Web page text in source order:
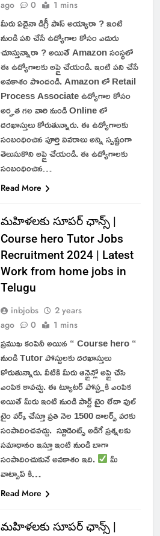
ago 0 1 mins
మీరు ఏదైనా డిగ్రీ పాస్ అయ్యారా ? ఇంటి
నుండి పని చేసే ఉద్యోగాల కోసం ఎదురు
చూస్తున్నారా ? అయితే Amazon సంస్థలో
ఈ ఉద్యోగాలకు అప్లై చేయండి. ఇంటి పని చేసే
అవకాశం పొందండి. Amazon లో Retail
Process Associate ఉద్యోగాల కోసం
అర్హత గల వారి నుండి Online లో
దరఖాస్తులు కోరుతున్నారు. ఈ ఉద్యోగాలకు
సంబంధించిన పూర్తి వివరాలు అన్ని స్పష్టంగా
తెలుసుకొని అప్లై చేయండి. ఈ ఉద్యోగాలకు
సంబంధించిన…
Read More
మహిళలకు సూపర్ ఛాన్స్ |
Course hero Tutor Jobs
Recruitment 2024 | Latest
Work from home jobs in
Telugu
inbjobs
2 years
ago
0 1 mins
ప్రముఖ కంపెనీ అయిన “ Course hero “
నుండి Tutor పోస్టులకు దరఖాస్తులు
కోరుతున్నారు. వీటికి మీరు ఆన్లైన్లో అప్లై చేసి
ఎంపిక కావచ్చు. ఈ ట్యూటర్ పోస్ట్లకి ఎంపిక
అయితే మీరు ఇంటి నుండి పార్ట్ టైం లేదా ఫుల్
టైం వర్క్ చేస్తూ ప్రతి నెల 1500 డాలర్స్ వరకు
సంపాదించవచ్చు. స్టూడెంట్స్ అడిగే ప్రశ్నలకు
సమాధానం ఇస్తూ ఇంటి నుండి బాగా
సంపాదించుకునే అవకాశం ఇది.
మీ
వాట్సాప్ కి…
Read More
మహిళలకు సూపర్ ఛాన్స్ |